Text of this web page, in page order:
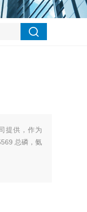
提供，作为
总磷，氨